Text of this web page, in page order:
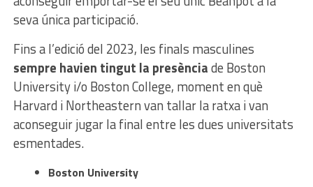
seva única participació.
Fins a l’edició del 2023, les finals masculines
sempre havien tingut la presènciade Boston
University i/o Boston College, moment en què
Harvard i Northeastern van tallar la ratxa i van
aconseguir jugar la final entre les dues universitats
esmentades.
Boston University